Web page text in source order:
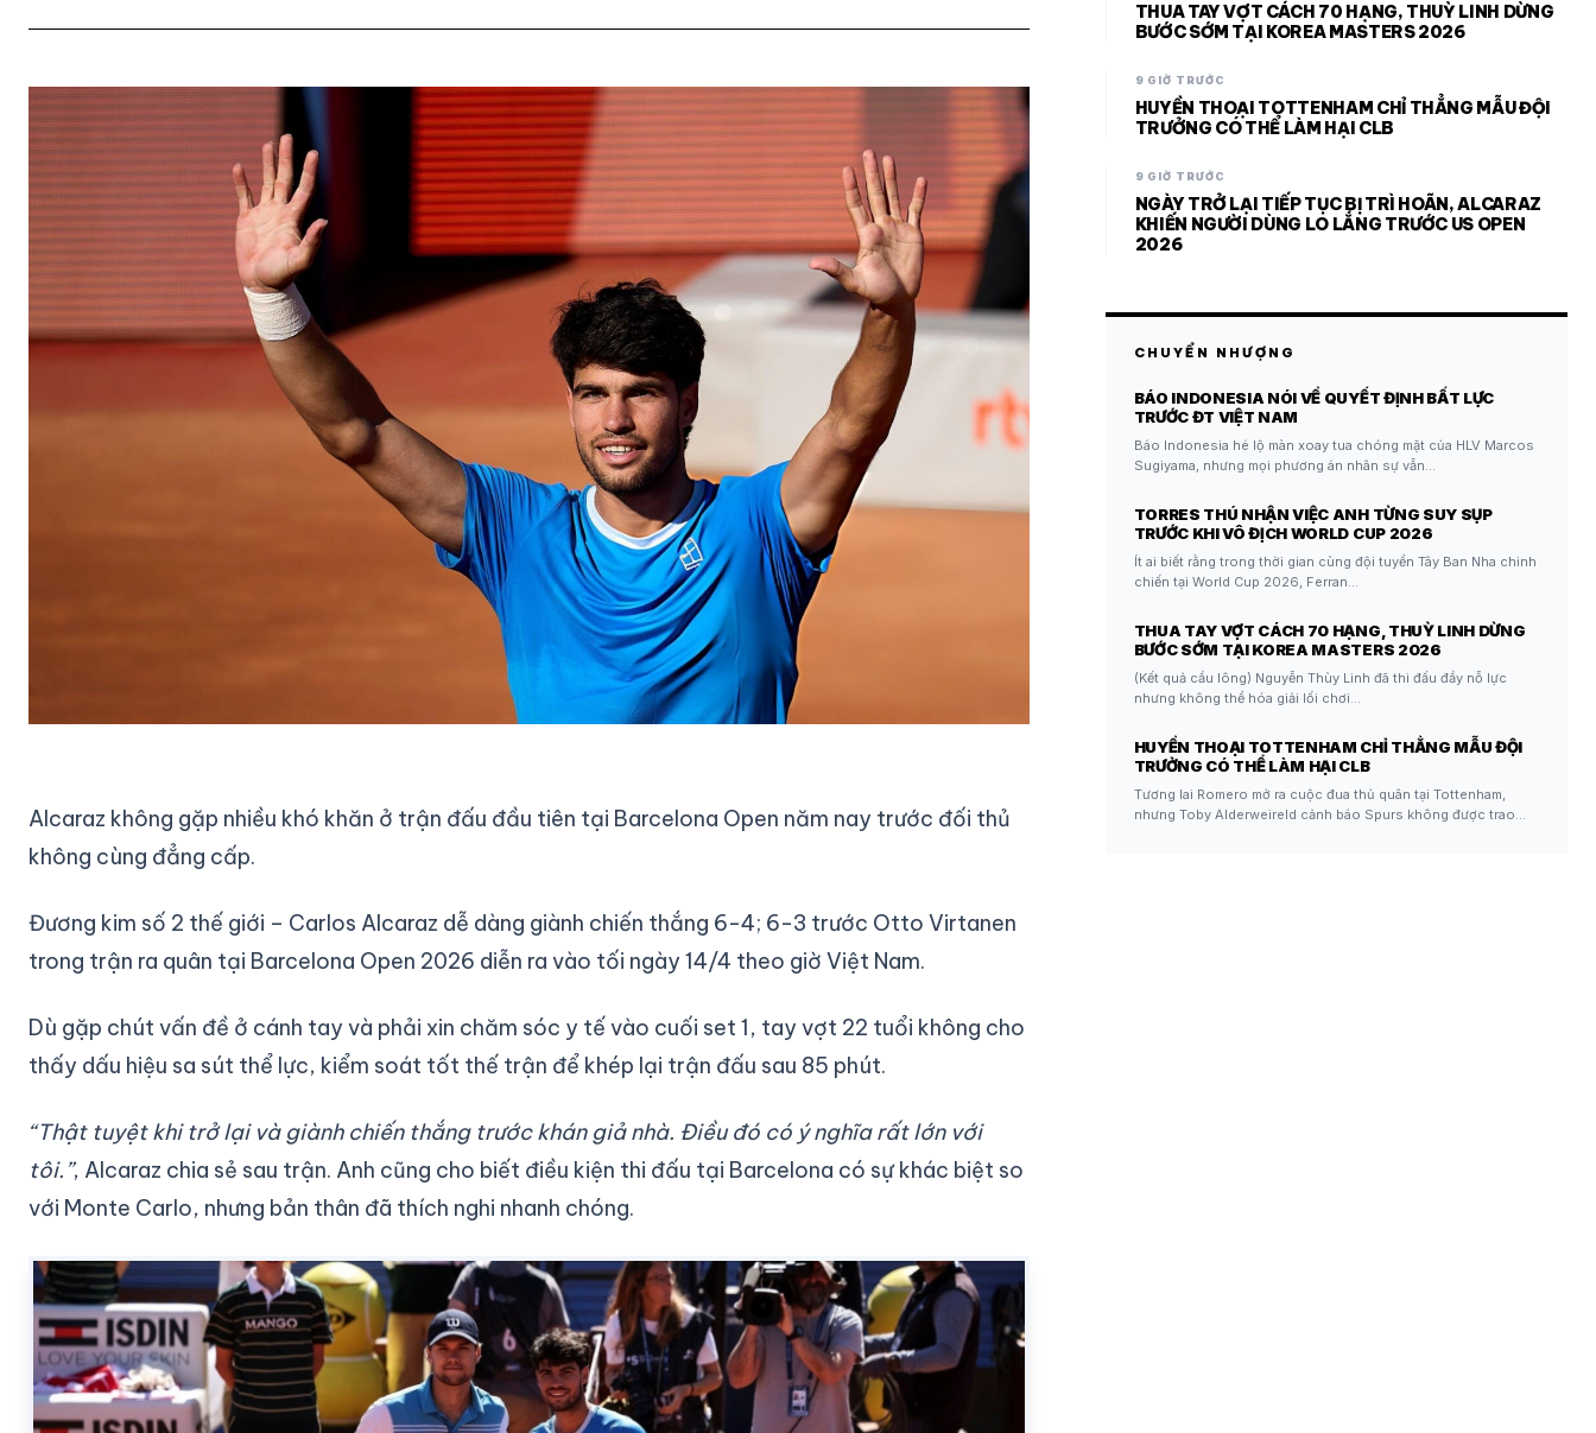
Alcaraz không gặp nhiều khó khăn ở trận đấu đầu tiên tại Barcelona Open năm nay trước đối thủ
không cùng đẳng cấp.
Đương kim số 2 thế giới – Carlos Alcaraz dễ dàng giành chiến thắng 6-4; 6-3 trước Otto Virtanen
trong trận ra quân tại Barcelona Open 2026 diễn ra vào tối ngày 14/4 theo giờ Việt Nam.
Dù gặp chút vấn đề ở cánh tay và phải xin chăm sóc y tế vào cuối set 1, tay vợt 22 tuổi không cho
thấy dấu hiệu sa sút thể lực, kiểm soát tốt thế trận để khép lại trận đấu sau 85 phút.
“Thật tuyệt khi trở lại và giành chiến thắng trước khán giả nhà. Điều đó có ý nghĩa rất lớn với
tôi.”, Alcaraz chia sẻ sau trận. Anh cũng cho biết điều kiện thi đấu tại Barcelona có sự khác biệt so
với Monte Carlo, nhưng bản thân đã thích nghi nhanh chóng.
THUA TAY VỢT CÁCH 70 HẠNG, THUỲ LINH DỪNG
BƯỚC SỚM TẠI KOREA MASTERS 2026
9 GIỜ TRƯỚC
HUYỀN THOẠI TOTTENHAM CHỈ THẲNG MẪU ĐỘI
TRƯỞNG CÓ THỂ LÀM HẠI CLB
9 GIỜ TRƯỚC
NGÀY TRỞ LẠI TIẾP TỤC BỊ TRÌ HOÃN, ALCARAZ
KHIẾN NGƯỜI DÙNG LO LẮNG TRƯỚC US OPEN
2026
CHUYỂN NHƯỢNG
BÁO INDONESIA NÓI VỀ QUYẾT ĐỊNH BẤT LỰC
TRƯỚC ĐT VIỆT NAM
Báo Indonesia hé lộ màn xoay tua chóng mặt của HLV Marcos
Sugiyama, nhưng mọi phương án nhân sự vẫn…
TORRES THÚ NHẬN VIỆC ANH TỪNG SUY SỤP
TRƯỚC KHI VÔ ĐỊCH WORLD CUP 2026
Ít ai biết rằng trong thời gian cùng đội tuyển Tây Ban Nha chinh
chiến tại World Cup 2026, Ferran…
THUA TAY VỢT CÁCH 70 HẠNG, THUỲ LINH DỪNG
BƯỚC SỚM TẠI KOREA MASTERS 2026
(Kết quả cầu lông) Nguyễn Thùy Linh đã thi đấu đầy nỗ lực
nhưng không thể hóa giải lối chơi…
HUYỀN THOẠI TOTTENHAM CHỈ THẲNG MẪU ĐỘI
TRƯỞNG CÓ THỂ LÀM HẠI CLB
Tương lai Romero mở ra cuộc đua thủ quân tại Tottenham,
nhưng Toby Alderweireld cảnh báo Spurs không được trao…